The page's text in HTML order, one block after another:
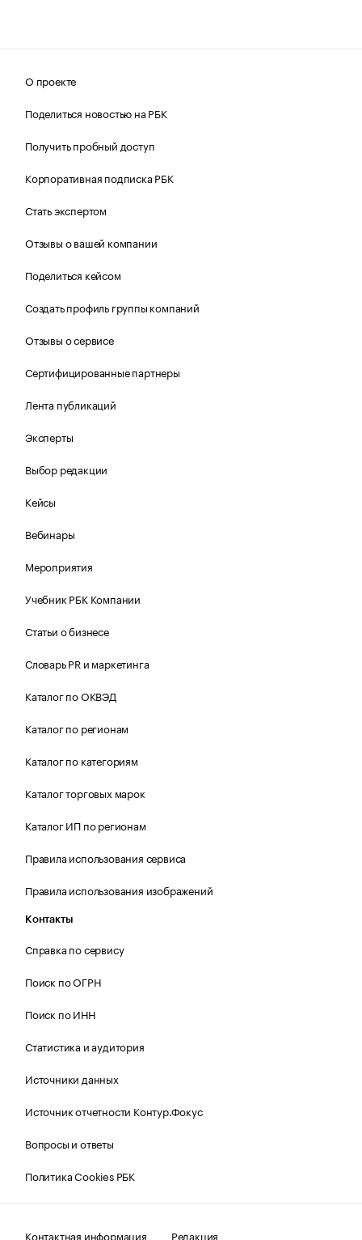
О проекте
Поделиться новостью на РБК
Получить пробный доступ
Корпоративная подписка РБК
Стать экспертом
Отзывы о вашей компании
Поделиться кейсом
Создать профиль группы компаний
Отзывы о сервисе
Сертифицированные партнеры
Лента публикаций
Эксперты
Выбор редакции
Кейсы
Вебинары
Мероприятия
Учебник РБК Компании
Статьи о бизнесе
Словарь PR и маркетинга
Каталог по ОКВЭД
Каталог по регионам
Каталог по категориям
Каталог торговых марок
Каталог ИП по регионам
Правила использования сервиса
Правила использования изображений
Контакты
Справка по сервису
Поиск по ОГРН
Поиск по ИНН
Статистика и аудитория
Источники данных
Источник отчетности Контур.Фокус
Вопросы и ответы
Политика Cookies РБК
Контактная информация Редакция